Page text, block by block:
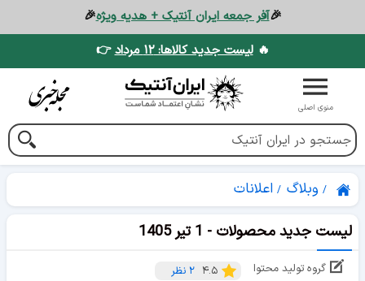
🎉آفر جمعه ایران آنتیک + هدیه ویژه🎉
🔥لیست جدید کالاها: ۱۲ مرداد 👉
منوی اصلی
وبلاگ اعلانات
لیست جدید محصولات - 1 تیر 1405
گروه تولید محتوا
۴.۵ ۲ نظر